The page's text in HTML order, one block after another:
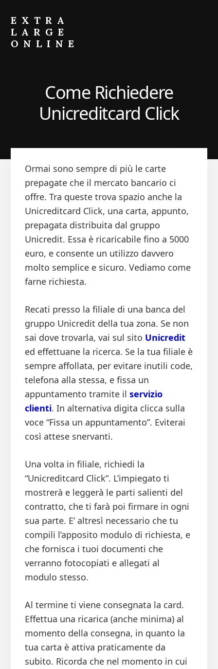
primary
sidebar
content
EXTRA
LARGE
ONLINE
PortafoglioCome Richiedere
Unicreditcard Click
Ormai sono sempre di più le carte
prepagate che il mercato bancario ci
offre. Tra queste trova spazio anche la
Unicreditcard Click, una carta, appunto,
prepagata distribuita dal gruppo
Unicredit. Essa è ricaricabile fino a 5000
euro, e consente un utilizzo davvero
molto semplice e sicuro. Vediamo come
farne richiesta.
Recati presso la filiale di una banca del
gruppo Unicredit della tua zona. Se non
sai dove trovarla, vai sul sito Unicredit
ed effettuane la ricerca. Se la tua filiale è
sempre affollata, per evitare inutili code,
telefona alla stessa, e fissa un
appuntamento tramite il servizio
clienti. In alternativa digita clicca sulla
voce “Fissa un appuntamento”. Eviterai
così attese snervanti.
Una volta in filiale, richiedi la
“Unicreditcard Click”. L’impiegato ti
mostrerà e leggerà le parti salienti del
contratto, che ti farà poi firmare in ogni
sua parte. E’ altresì necessario che tu
compili l’apposito modulo di richiesta, e
che fornisca i tuoi documenti che
verranno fotocopiati e allegati al
modulo stesso.
Al termine ti viene consegnata la card.
Effettua una ricarica (anche minima) al
momento della consegna, in quanto la
tua carta è attiva praticamente da
subito. Ricorda che nel momento in cui